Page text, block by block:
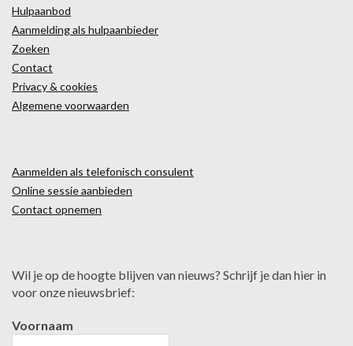
Hulpaanbod
Aanmelding als hulpaanbieder
Zoeken
Contact
Privacy & cookies
Algemene voorwaarden
Aanmelden als telefonisch consulent
Online sessie aanbieden
Contact opnemen
Wil je op de hoogte blijven van nieuws? Schrijf je dan hier in
voor onze nieuwsbrief:
Voornaam